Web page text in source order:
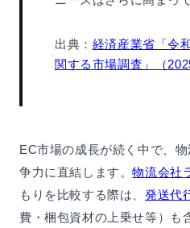
出典： 経済産業省「令
関する市場調査」（
EC市場の成長が続く中で、
争力に直結します。物流会社
もりを比較する際は、 発送代
費・梱包資材の上乗せ等）も